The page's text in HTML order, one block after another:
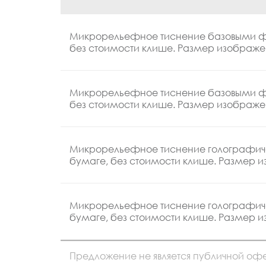
Микрорельефное тиснение базовыми
без стоимости клише. Размер
Микрорельефное тиснение базовыми
без стоимости клише. Размер
Микрорельефное тиснение
бумаге, без стоимости клише. Размер
Микрорельефное тиснение
бумаге, без стоимости клише. Размер
Предложение не является публичной